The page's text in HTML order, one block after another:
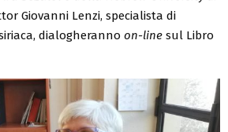
Giovanni Lenzi, specialista di
dialogheranno on-line sul Libro